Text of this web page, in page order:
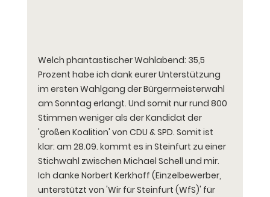
Welch phantastischer Wahlabend: 35,5
Prozent habe ich dank eurer Unterstützung
im ersten Wahlgang der Bürgermeisterwahl
am Sonntag erlangt. Und somit nur rund 800
Stimmen weniger als der Kandidat der
'großen Koalition' von CDU & SPD. Somit ist
klar: am 28.09. kommt es in Steinfurt zu einer
Stichwahl zwischen Michael Schell und mir.
Ich danke Norbert Kerkhoff (Einzelbewerber,
unterstützt von 'Wir für Steinfurt (WfS)' für